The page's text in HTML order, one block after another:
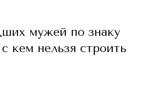
мужей по знаку
кем нельзя строить